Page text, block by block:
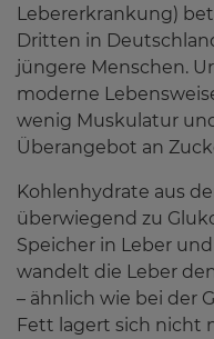
Gesundheitstipps
Service
Wissenswertes
Lebererkrankung)
Dritten in
jüngere Menschen.
moderne
wenig Muskulatur
Überangebot an
Kohlenhydrate aus
überwiegend zu
Speicher in Leber
wandelt die Leber
– ähnlich wie bei der
Fett lagert sich nicht